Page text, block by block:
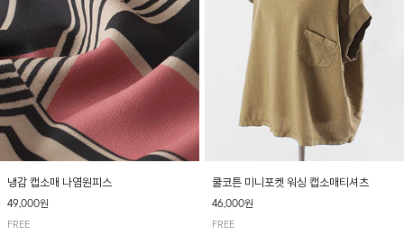
냉감 캡소매 나염원피스
49,000원
FREE
쿨코튼 미니포켓 워싱 캡소매티셔츠
46,000원
FREE